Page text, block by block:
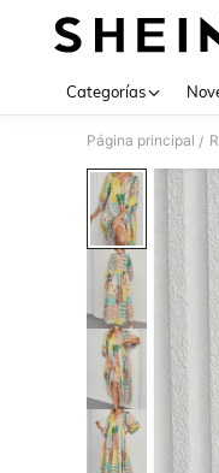
Categorías
Página principal /